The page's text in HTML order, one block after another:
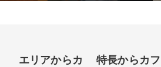
エリアからカ
特長からカフ